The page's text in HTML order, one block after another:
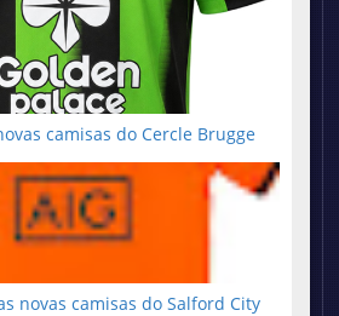
camisas do Cercle Brugge
novas camisas do Salford City